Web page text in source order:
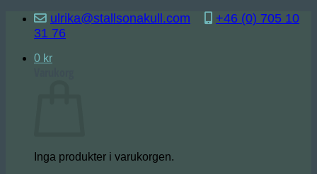
Skip
content
ulrika@stallsonakull.com
+46 (0) 705 10
31 76
0 kr
Inga produkter i varukorgen.